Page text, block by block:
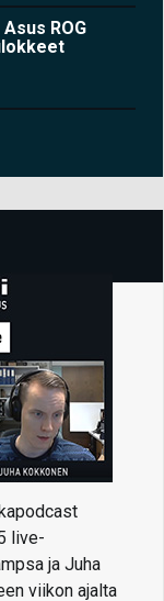
ROG
live-
ja Juha
viikon ajalta